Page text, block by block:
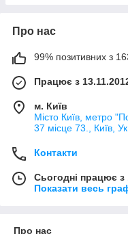
Про нас
99% позитивних з 163
Працює з
м. Київ
Місто Київ, метро
37 місце 73., Київ,
Контакти
Сьогодні працює з
Показати весь
Про нас